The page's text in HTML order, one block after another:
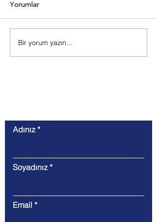
Yorumlar
Bir yorum yazın...
Adınız
Soyadınız
Email